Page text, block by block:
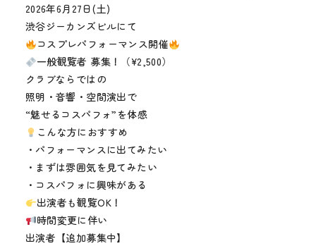
2026年6月27日(土)
渋谷ジーカンズビルにて
コスプレパフォーマンス開催
一般観覧者 募集！（¥2,500）
クラブならではの
照明・音響・空間演出で
“魅せるコスパフォ”を体感
こんな方におすすめ
・パフォーマンスに出てみたい
・まずは雰囲気を見てみたい
・コスパフォに興味がある
出演者も観覧OK！
時間変更に伴い
出演者【追加募集中】